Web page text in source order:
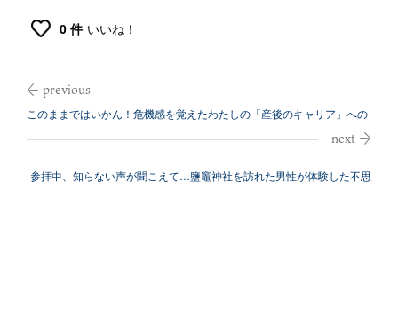
0 件 いいね！
このままではいかん！危機感を覚えたわたしの「産後のキャリア」への
参拝中、知らない声が聞こえて…鹽竈神社を訪れた男性が体験した不思